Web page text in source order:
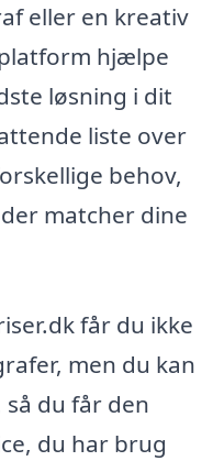
eller en kreativ
hjælpe
løsning i dit
liste over
behov,
matcher dine
får du ikke
men du kan
du får den
du har brug